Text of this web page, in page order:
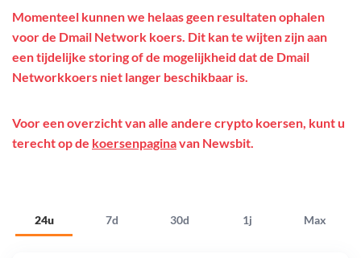
24u 7d 30d 1j Max
Momenteel kunnen we helaas geen resultaten ophalen
voor de Dmail Network koers. Dit kan te wijten zijn aan
een tijdelijke storing of de mogelijkheid dat de Dmail
Networkkoers niet langer beschikbaar is.
Voor een overzicht van alle andere crypto koersen, kunt u
terecht op de koersenpaginavan Newsbit.